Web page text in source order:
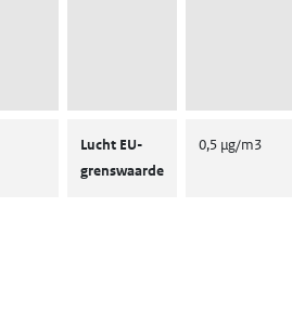
Lucht EU-
grenswaarde
0,5 µg/m3